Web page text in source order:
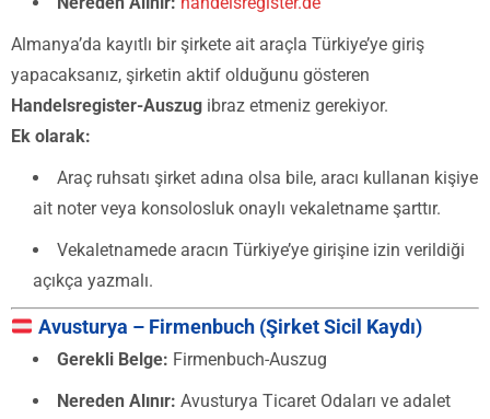
Almanya’da kayıtlı bir şirkete ait araçla Türkiye’ye giriş
yapacaksanız, şirketin aktif olduğunu gösteren
Handelsregister-Auszug ibraz etmeniz gerekiyor.
Ek olarak:
Araç ruhsatı şirket adına olsa bile, aracı kullanan kişiye
ait noter veya konsolosluk onaylı vekaletname şarttır.
Vekaletnamede aracın Türkiye’ye girişine izin verildiği
açıkça yazmalı.
Avusturya – Firmenbuch (Şirket Sicil Kaydı)
Gerekli Belge: Firmenbuch-Auszug
Nereden Alınır: Avusturya Ticaret Odaları ve adalet